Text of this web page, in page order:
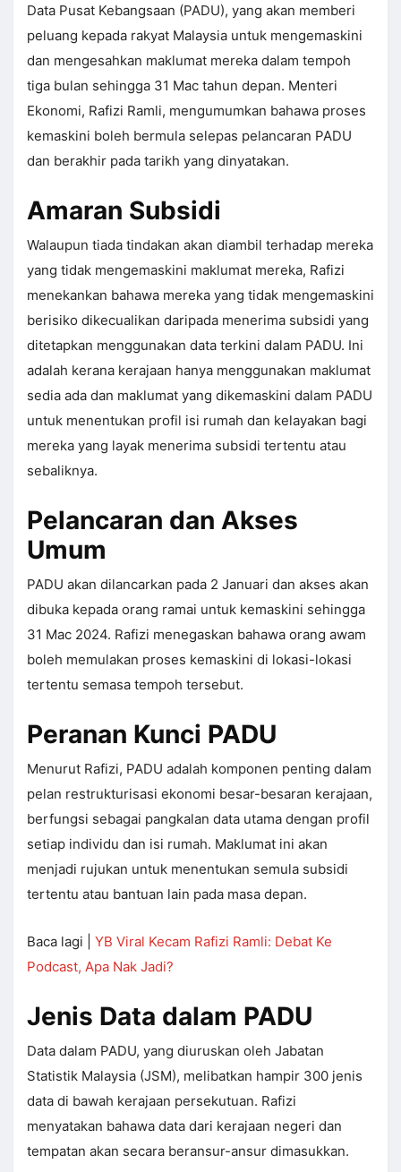
Data Pusat Kebangsaan (PADU), yang akan memberi
peluang kepada rakyat Malaysia untuk mengemaskini
dan mengesahkan maklumat mereka dalam tempoh
tiga bulan sehingga 31 Mac tahun depan. Menteri
Ekonomi, Rafizi Ramli, mengumumkan bahawa proses
kemaskini boleh bermula selepas pelancaran PADU
dan berakhir pada tarikh yang dinyatakan.
Amaran Subsidi
Walaupun tiada tindakan akan diambil terhadap mereka
yang tidak mengemaskini maklumat mereka, Rafizi
menekankan bahawa mereka yang tidak mengemaskini
berisiko dikecualikan daripada menerima subsidi yang
ditetapkan menggunakan data terkini dalam PADU. Ini
adalah kerana kerajaan hanya menggunakan maklumat
sedia ada dan maklumat yang dikemaskini dalam PADU
untuk menentukan profil isi rumah dan kelayakan bagi
mereka yang layak menerima subsidi tertentu atau
sebaliknya.
Pelancaran dan Akses
Umum
PADU akan dilancarkan pada 2 Januari dan akses akan
dibuka kepada orang ramai untuk kemaskini sehingga
31 Mac 2024. Rafizi menegaskan bahawa orang awam
boleh memulakan proses kemaskini di lokasi-lokasi
tertentu semasa tempoh tersebut.
Peranan Kunci PADU
Menurut Rafizi, PADU adalah komponen penting dalam
pelan restrukturisasi ekonomi besar-besaran kerajaan,
berfungsi sebagai pangkalan data utama dengan profil
setiap individu dan isi rumah. Maklumat ini akan
menjadi rujukan untuk menentukan semula subsidi
tertentu atau bantuan lain pada masa depan.
Baca lagi | YB Viral Kecam Rafizi Ramli: Debat Ke
Podcast, Apa Nak Jadi?
Jenis Data dalam PADU
Data dalam PADU, yang diuruskan oleh Jabatan
Statistik Malaysia (JSM), melibatkan hampir 300 jenis
data di bawah kerajaan persekutuan. Rafizi
menyatakan bahawa data dari kerajaan negeri dan
tempatan akan secara beransur-ansur dimasukkan.